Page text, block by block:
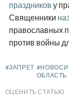
праздников у
Священники
православных
против войны
#ЗАПРЕТ
ОБЛАСТЬ
ОЦЕНИТЬ СТАТЬЮ